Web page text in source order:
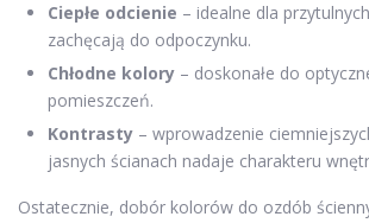
Ciepłe odcienie – idealne dla
zachęcają do odpoczynku.
Chłodne kolory – doskonałe do
pomieszczeń.
Kontrasty – wprowadzenie
jasnych ścianach nadaje charakteru
Ostatecznie, dobór kolorów do ozdób